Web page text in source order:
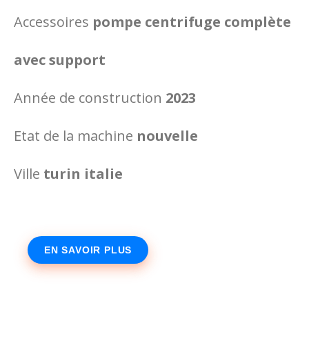
Accessoires pompe centrifuge complète
avec support
Année de construction 2023
Etat de la machine nouvelle
Ville turin italie
EN SAVOIR PLUS